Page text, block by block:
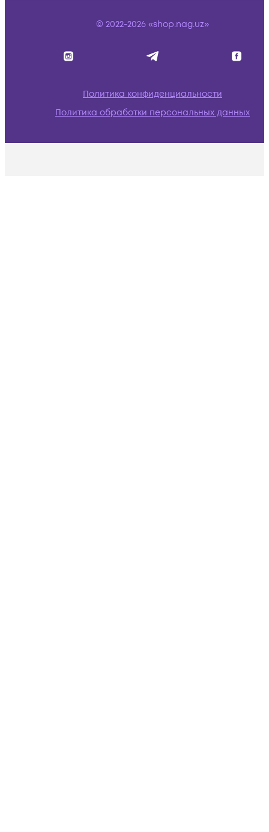
© 2022-2026 «shop.nag.uz»
Политика конфиденциальности
Политика обработки персональных данных